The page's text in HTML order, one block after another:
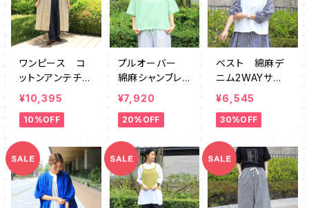
ワンピース コ
ットンアンテチョ
ーク柄袖シャー
リング SZ764
291
¥10,395
10%OFF
プルオーバー
綿麻シャンブレ
ー裾紐 SZ76
4620
¥7,920
20%OFF
ベスト 綿麻デ
ニム2WAYサイ
ドポケット SZ
761219OW
¥6,545
30%OFF